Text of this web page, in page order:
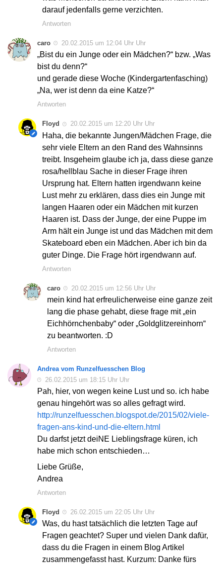
darauf jedenfalls gerne verzichten.
Antworten
caro 20.02.2015 um 12:04 Uhr Uhr
„Bist du ein Junge oder ein Mädchen?“ bzw. „Was
bist du denn?“
und gerade diese Woche (Kindergartenfasching)
„Na, wer ist denn da eine Katze?“
Antworten
Floyd 20.02.2015 um 12:20 Uhr Uhr
Haha, die bekannte Jungen/Mädchen Frage, die
sehr viele Eltern an den Rand des Wahnsinns
treibt. Insgeheim glaube ich ja, dass diese ganze
rosa/hellblau Sache in dieser Frage ihren
Ursprung hat. Eltern hatten irgendwann keine
Lust mehr zu erklären, dass dies ein Junge mit
langen Haaren oder ein Mädchen mit kurzen
Haaren ist. Dass der Junge, der eine Puppe im
Arm hält ein Junge ist und das Mädchen mit dem
Skateboard eben ein Mädchen. Aber ich bin da
guter Dinge. Die Frage hört irgendwann auf.
Antworten
caro 20.02.2015 um 12:56 Uhr Uhr
mein kind hat erfreulicherweise eine ganze zeit
lang die phase gehabt, diese frage mit „ein
Eichhörnchenbaby“ oder „Goldglitzereinhorn“
zu beantworten. :D
Antworten
Andrea vom Runzelfuesschen Blog
26.02.2015 um 18:15 Uhr Uhr
Pah, hier, von wegen keine Lust und so. ich habe
genau hingehört was so alles gefragt wird.
http://runzelfuesschen.blogspot.de/2015/02/viele-
fragen-ans-kind-und-die-eltern.html
Du darfst jetzt deiNE Lieblingsfrage küren, ich
habe mich schon entschieden…
Liebe Grüße,
Andrea
Antworten
Floyd 26.02.2015 um 22:05 Uhr Uhr
Was, du hast tatsächlich die letzten Tage auf
Fragen geachtet? Super und vielen Dank dafür,
dass du die Fragen in einem Blog Artikel
zusammengefasst hast. Kurzum: Danke fürs